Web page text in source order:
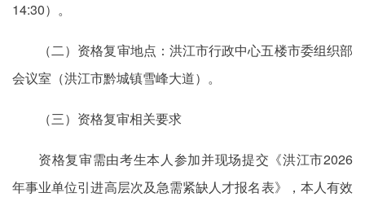
14:30）。
（二）资格复审地点：洪江市行政中心五楼市委组织部
会议室（洪江市黔城镇雪峰大道）。
（三）资格复审相关要求
资格复审需由考生本人参加并现场提交《洪江市2026
年事业单位引进高层次及急需紧缺人才报名表》，本人有效